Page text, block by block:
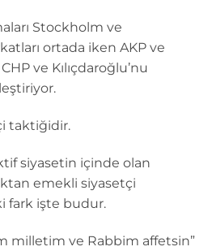
Stockholm ve
ortada iken AKP ve
ve Kılıçdaroğlu’nu
taktiğidir.
siyasetin içinde olan
emekli siyasetçi
fark işte budur.
milletim ve Rabbim affetsin”